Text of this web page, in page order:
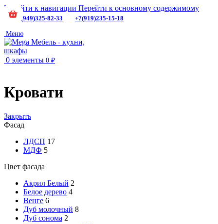
Перейти к навигации Перейти к основному содержимому
+7(949)325-82-33 +7(919)235-15-18
Меню
0 элементы 0 ₽
Кровати
Закрыть
Фасад
ЛДСП 17
МДФ 5
Цвет фасада
Акрил Белый 2
Белое дерево 4
Венге 6
Дуб молочный 8
Дуб сонома 2